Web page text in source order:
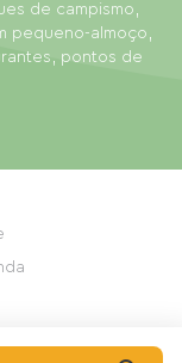
de campismo,
pequeno-almoço,
pontos de